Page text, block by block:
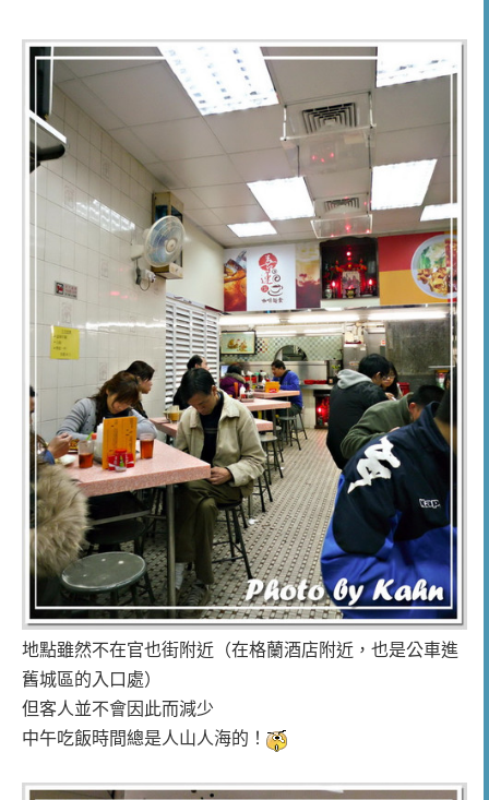
地點雖然不在官也街附近（在格蘭酒店附近，也是公車進
舊城區的入口處）
但客人並不會因此而減少
中午吃飯時間總是人山人海的！